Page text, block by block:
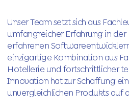
Unser Team setzt sich aus
umfangreicher Erfahrung in
erfahrenen
einzigartige Kombination aus
Hotellerie und fortschrittlicher
Innovation hat zur Schaffung
unvergleichlichen Produkts auf